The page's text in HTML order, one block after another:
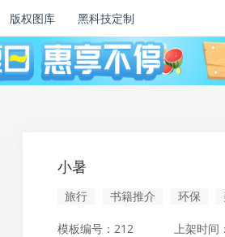
版权图库 黑科技定制
小暑
旅行 书籍推介 环保
模板编号： 212 上架时间：